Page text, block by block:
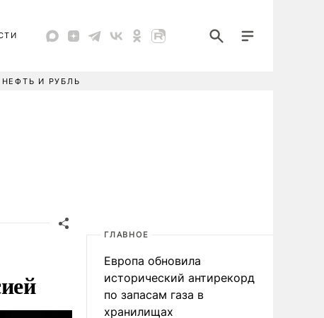
НЕФТЬ И РУБЛЬ
ГЛАВНОЕ
Европа обновила
исторический антирекорд
по запасам газа в
хранилищах